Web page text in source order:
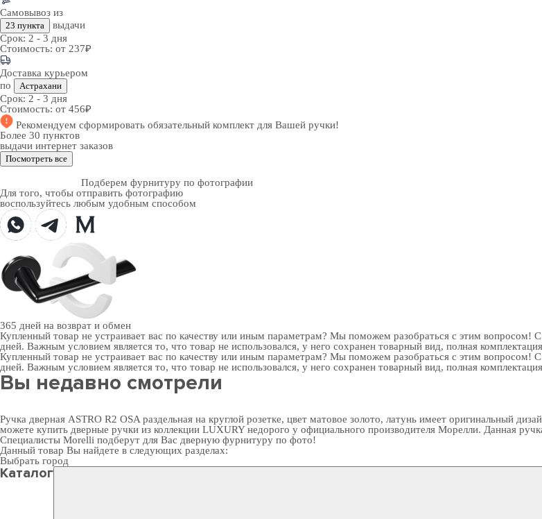
Самовывоз из
23 пункта
выдачи
Срок: 2 - 3 дня
Стоимость: от 237₽
Доставка курьером
по
Астрахани
Срок: 2 - 3 дня
Стоимость: от 456₽
Рекомендуем сформировать обязательный комплект для Вашей ручки!
Более 30 пунктов
выдачи интернет заказов
Посмотреть все
Подберем фурнитуру по фотографии
Для того, чтобы отправить фотографию
воспользуйтесь любым удобным способом
365 дней на возврат и обмен
Купленный товар не устраивает вас по качеству или иным параметрам? Мы поможем разобраться с этим вопросом!
дней. Важным условием является то, что товар не использовался, у него сохранен товарный вид, полная
Купленный товар не устраивает вас по качеству или иным параметрам? Мы поможем разобраться с этим вопросом!
дней. Важным условием является то, что товар не использовался, у него сохранен товарный вид, полная
Вы недавно смотрели
Ручка дверная ASTRO R2 OSA раздельная на круглой розетке, цвет матовое золото, латунь имеет оригинальный
можете купить дверные ручки из коллекции LUXURY недорого у официального производителя Морелли. Данная
Специалисты Morelli подберут для Вас дверную фурнитуру по фото!
Данный товар Вы найдете в следующих разделах:
Выбрать город
Каталог